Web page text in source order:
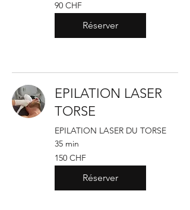
90
francs
suisses
90 CHF
Réserver
EPILATION LASER
TORSE
EPILATION LASER DU TORSE
35 min
150
francs
suisses
150 CHF
Réserver